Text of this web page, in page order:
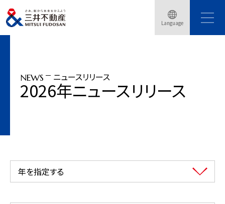
Language
トップページ ニュースリリース
東京ミッドタウン八重洲にて都心型暑熱対策の取り組み「TOKYO COOL
PROJECT」を始動
NEWS ニュースリリース
2026年ニュースリリース
年を指定する